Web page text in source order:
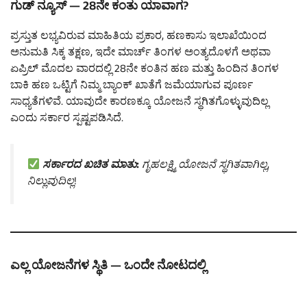
ಗುಡ್ ನ್ಯೂಸ್ — 28ನೇ ಕಂತು ಯಾವಾಗ?
ಪ್ರಸ್ತುತ ಲಭ್ಯವಿರುವ ಮಾಹಿತಿಯ ಪ್ರಕಾರ, ಹಣಕಾಸು ಇಲಾಖೆಯಿಂದ
ಅನುಮತಿ ಸಿಕ್ಕ ತಕ್ಷಣ, ಇದೇ ಮಾರ್ಚ್ ತಿಂಗಳ ಅಂತ್ಯದೊಳಗೆ ಅಥವಾ
ಏಪ್ರಿಲ್ ಮೊದಲ ವಾರದಲ್ಲಿ 28ನೇ ಕಂತಿನ ಹಣ ಮತ್ತು ಹಿಂದಿನ ತಿಂಗಳ
ಬಾಕಿ ಹಣ ಒಟ್ಟಿಗೆ ನಿಮ್ಮ ಬ್ಯಾಂಕ್ ಖಾತೆಗೆ ಜಮೆಯಾಗುವ ಪೂರ್ಣ
ಸಾಧ್ಯತೆಗಳಿವೆ. ಯಾವುದೇ ಕಾರಣಕ್ಕೂ ಯೋಜನೆ ಸ್ಥಗಿತಗೊಳ್ಳುವುದಿಲ್ಲ
ಎಂದು ಸರ್ಕಾರ ಸ್ಪಷ್ಟಪಡಿಸಿದೆ.
ಸರ್ಕಾರದ ಖಚಿತ ಮಾತು:ಗೃಹಲಕ್ಷ್ಮಿ ಯೋಜನೆ ಸ್ಥಗಿತವಾಗಿಲ್ಲ,
ನಿಲ್ಲುವುದಿಲ್ಲ!
ಎಲ್ಲ ಯೋಜನೆಗಳ ಸ್ಥಿತಿ — ಒಂದೇ ನೋಟದಲ್ಲಿ